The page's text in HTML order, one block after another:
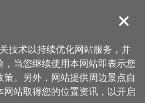
導覽
> 中坜观光夜市-祥伯东山鸭头
市-祥伯东
关闭
技术以持续优化网站服务，并
当您继续使用本网站即表示您
。另外，网站提供周边景点自
站取得您的位置资讯，以开启